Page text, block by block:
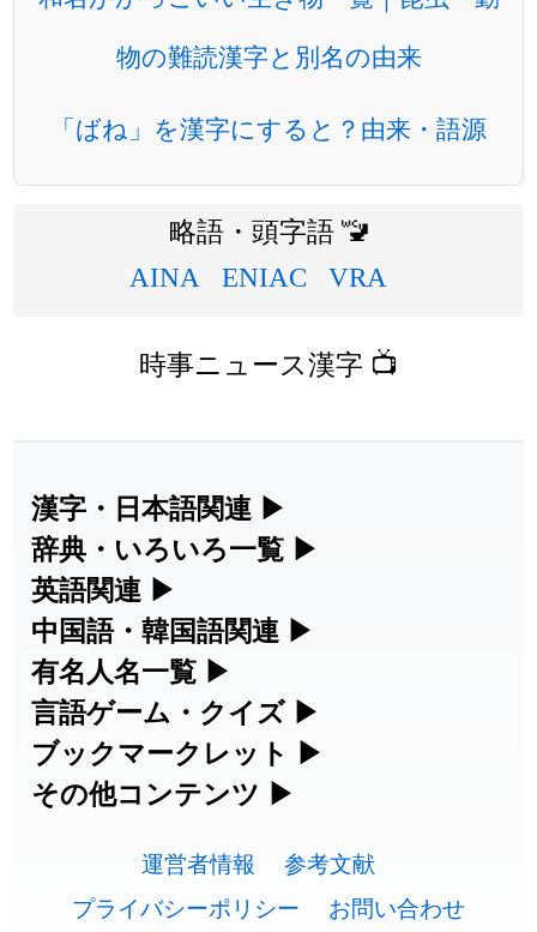
物の難読漢字と別名の由来
「ばね」を漢字にすると？由来・語源
略語・頭字語 🚾
AINA ENIAC VRA
時事ニュース漢字 📺
漢字・日本語関連 ▶
漢字の読み方検索、手書き入力、書き順
練習など、日本語学習に役立つツールを
集めています。
人名漢字辞典 - 読み方検索
手書き漢字入力
漢字の書き方・書き順 書き取り練習
帳
辞典・いろいろ一覧 ▶
部首・画数別の漢字一覧、熟語辞典、地
名・駅名検索など、各種リファレンスツ
ールです。
部首画数別漢字一覧
常用漢字一覧
人名用漢字一覧
英語関連 ▶
カタカナ語・略語の意味検索、発音記
号、リスニング練習など英語学習ツール
です。
カタカナ語の意味・発音・類語辞典
英語の発音記号一覧
中国語・韓国語関連 ▶
中国語のピンイン変換、韓国語の手書き
入力など、アジア言語学習ツールです。
手書き中国語入力 変換ツール
ピンイン一覧表
有名人名一覧 ▶
海外セレブやスポーツ選手の名前の読み
方・発音を確認できます。
海外有名人の苗字・名前一覧と発音
言語ゲーム・クイズ ▶
四字熟語パズルや漢字クイズなど、楽し
みながら学べるゲームです。
漢字ゲーム一覧
ブックマークレット ▶
ブラウザに登録して、どのサイトからで
す。
その他コンテンツ ▶
その他の便利ツールです。
運営者情報
参考文献
プライバシーポリシー
お問い合わせ